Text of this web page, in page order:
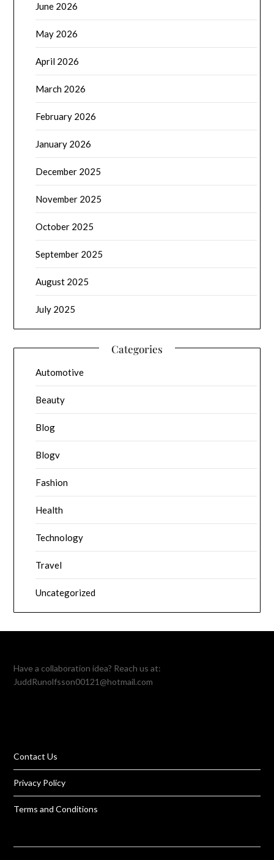
June 2026
May 2026
April 2026
March 2026
February 2026
January 2026
December 2025
November 2025
October 2025
September 2025
August 2025
July 2025
Categories
Automotive
Beauty
Blog
Blogv
Fashion
Health
Technology
Travel
Uncategorized
Have a collaboration idea? Reach us at:
JuddRunolfsson00121@hotmail.com
Contact Us
Privacy Policy
Terms and Conditions